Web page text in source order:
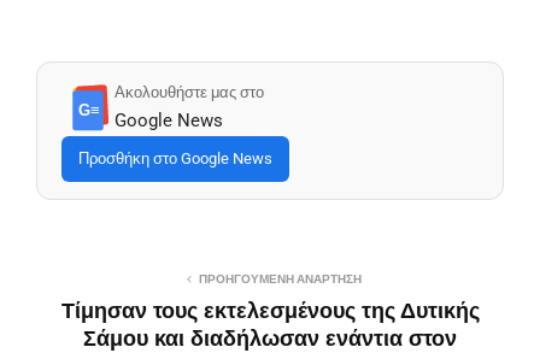
G≡
Ακολουθήστε μας στο
Google News
Προσθήκη στο Google News
ΠΡΟΗΓΟΎΜΕΝΗ ΑΝΆΡΤΗΣΗ
Τίμησαν τους εκτελεσμένους της Δυτικής
Σάμου και διαδήλωσαν ενάντια στον